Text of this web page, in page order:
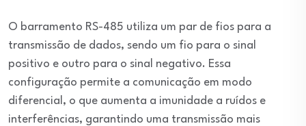
O barramento RS-485 utiliza um par de fios para a
transmissão de dados, sendo um fio para o sinal
positivo e outro para o sinal negativo. Essa
configuração permite a comunicação em modo
diferencial, o que aumenta a imunidade a ruídos e
interferências, garantindo uma transmissão mais